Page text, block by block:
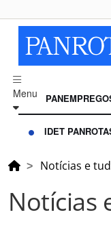
Menu
IDET
Notícias e
Notícias